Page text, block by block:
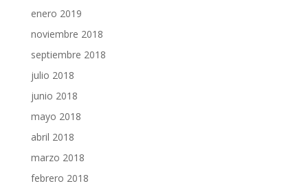
enero 2019
noviembre 2018
septiembre 2018
julio 2018
junio 2018
mayo 2018
abril 2018
marzo 2018
febrero 2018